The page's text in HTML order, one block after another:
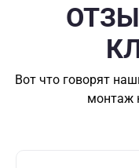
Вот что говорят
монтаж